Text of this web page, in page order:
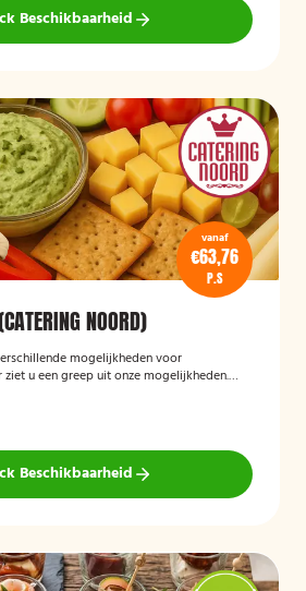
Beschikbaarheid
vanaf
€63,76
P.S
NOORD)
mogelijkheden voor
u een greep uit onze mogelijkheden.
Beschikbaarheid